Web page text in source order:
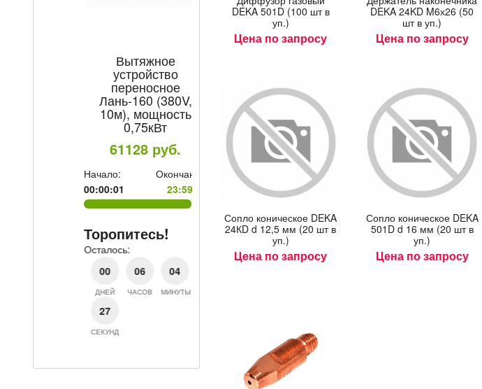
Вытяжное
устройство
переносное
Лань-160 (380V,
10м), мощность
0,75кВт
61128руб.
Начало:
00:00:01
Окончание:
23:59:59
Торопитесь!
Осталось:
06
ЧАСОВ
04
МИНУТЫ
TM MONOLITH д.
4мм уп/5кг
504.8руб.
Начало:
00:00:01
Окончание:
23:59:59
Осталось:
ДНЕЙ
06
МИНУТЫ
0,8 мм/15
137.87
Начало:
00:00:01
Торопитесь!
00
06
DEKA 501D (100 шт в
уп.)
Цена по запросу
DEKA 24KD M6х26 (50
шт в уп.)
Цена по запросу
Соп­ло ко­ничес­кое DEKA
24КD d 12,5 мм (20 шт в
уп.)
Цена по запросу
Соп­ло ко­ничес­кое DEKA
501D d 16 мм (20 шт в
уп.)
Цена по запросу